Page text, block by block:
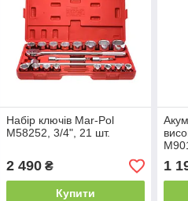
Набір ключів Mar-Pol
M58252, 3/4", 21 шт.
2 490₴
Купити
1